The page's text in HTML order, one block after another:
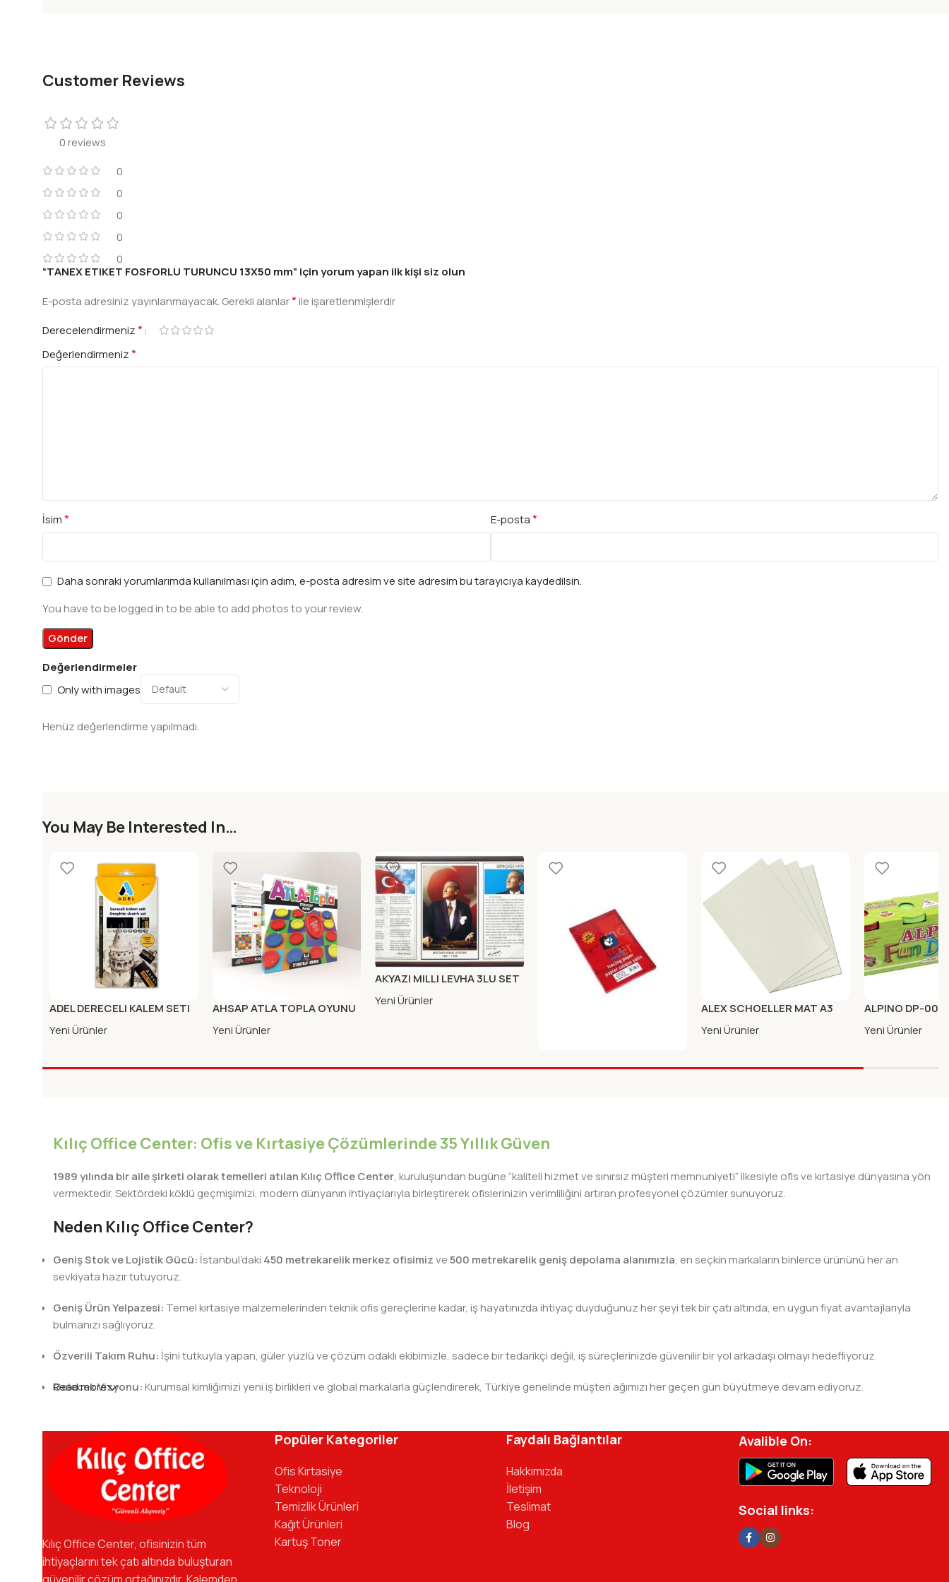
Customer Reviews
0 reviews
0
0
0
0
0
Değerlendirmeler
Only with images
Henüz değerlendirme yapılmadı.
“TANEX ETIKET FOSFORLU TURUNCU 13X50 mm” için yorum yapan ilk kişi siz olun
E-posta adresiniz yayınlanmayacak. Gerekli alanlar*ile işaretlenmişlerdir
Derecelendirmeniz*
Değerlendirmeniz*
İsim* E-posta*
Daha sonraki yorumlarımda kullanılması için adım, e-posta adresim ve site adresim bu tarayıcıya kaydedilsin.
You have to be logged in to be able to add photos to your review.
You May Be Interested In…
ADEL DERECELI KALEM SETI
Yeni Ürünler
AHSAP ATLA TOPLA OYUNU
Yeni Ürünler
AKYAZI MILLI LEVHA 3LU SET
(AHSAP)50X90
Yeni Ürünler
10X75cm 1987 KIRMIZI
ALEX SCHOELLER MAT A3
29.7X42CM 100LU
Yeni Ürünler
ALPINO DP-
OYUN HAMURU
Yeni Ürünler
Kılıç Office Center: Ofis ve Kırtasiye Çözümlerinde 35 Yıllık Güven
1989 yılında bir aile şirketi olarak temelleri atılan Kılıç Office Center, kuruluşundan bugüne “kaliteli hizmet ve sınırsız müşteri memnuniyeti” ilkesiyle ofis ve kırtasiye dünyasına yön
vermektedir. Sektördeki köklü geçmişimizi, modern dünyanın ihtiyaçlarıyla birleştirerek ofislerinizin verimliliğini artıran profesyonel çözümler sunuyoruz.
Neden Kılıç Office Center?
Geniş Stok ve Lojistik Gücü: İstanbul’daki 450 metrekarelik merkez ofisimizve500 metrekarelik geniş depolama alanımızla, en seçkin markaların binlerce ürününü her an
sevkiyata hazır tutuyoruz.
Geniş Ürün Yelpazesi: Temel kırtasiye malzemelerinden teknik ofis gereçlerine kadar, iş hayatınızda ihtiyaç duyduğunuz her şeyi tek bir çatı altında, en uygun fiyat avantajlarıyla
bulmanızı sağlıyoruz.
Özverili Takım Ruhu: İşini tutkuyla yapan, güler yüzlü ve çözüm odaklı ekibimizle, sadece bir tedarikçi değil, iş süreçlerinizde güvenilir bir yol arkadaşı olmayı hedefliyoruz.
Gelecek Vizyonu:Kurumsal kimliğimizi yeni iş birlikleri ve global markalarla güçlendirerek, Türkiye genelinde müşteri ağımızı her geçen gün büyütmeye devam ediyoruz.
kadromuzla hizmetinizdeyiz.
Read more
Kılıç Office Center, ofisinizin tüm
ihtiyaçlarını tek çatı altında buluşturan
Popüler Kategoriler
Ofis Kırtasiye
Teknoloji
Temizlik Ürünleri
Kağıt Ürünleri
Kartuş Toner
Faydalı Bağlantılar
Hakkımızda
İletişim
Teslimat
Blog
Avalible On:
Social links: